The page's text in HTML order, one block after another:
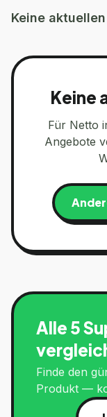
Keine
Keine
Für Netto
Angebote
Alle 5
Finde den
Produkt —